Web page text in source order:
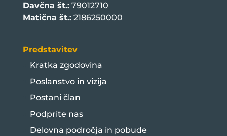
Davčna št.:79012710
Matična št.:2186250000
Predstavitev
Kratka zgodovina
Poslanstvo in vizija
Postani član
Podprite nas
Delovna področja in pobude